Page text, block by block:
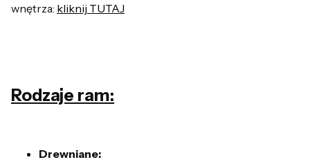
wnętrza: kliknij TUTAJ
Rodzaje ram:
Drewniane: